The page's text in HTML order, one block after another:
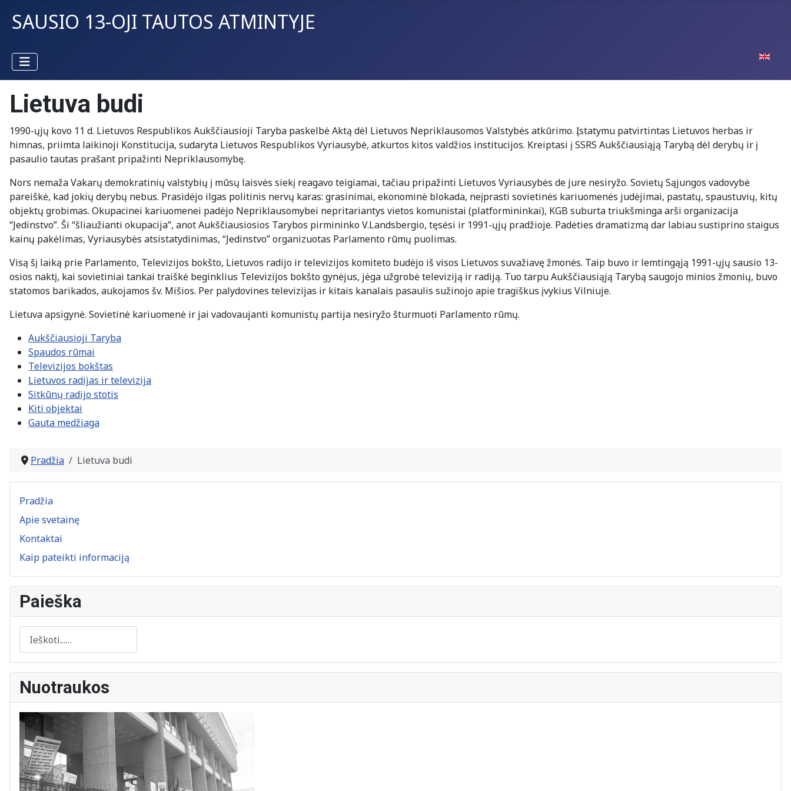
SAUSIO 13-OJI TAUTOS ATMINTYJE
Lietuva budi
1990-ųjų kovo 11 d. Lietuvos Respublikos Aukščiausioji Taryba paskelbė Aktą dėl Lietuvos Nepriklausomos Valstybės atkūrimo. Įstatymu patvirtintas Lietuvos herbas ir
himnas, priimta laikinoji Konstitucija, sudaryta Lietuvos Respublikos Vyriausybė, atkurtos kitos valdžios institucijos. Kreiptasi į SSRS Aukščiausiąją Tarybą dėl derybų ir į
pasaulio tautas prašant pripažinti Nepriklausomybę.
Nors nemaža Vakarų demokratinių valstybių į mūsų laisvės siekį reagavo teigiamai, tačiau pripažinti Lietuvos Vyriausybės de jure nesiryžo. Sovietų Sąjungos vadovybė
pareiškė, kad jokių derybų nebus. Prasidėjo ilgas politinis nervų karas: grasinimai, ekonominė blokada, neįprasti sovietinės kariuomenės judėjimai, pastatų, spaustuvių, kitų
objektų grobimas. Okupacinei kariuomenei padėjo Nepriklausomybei nepritariantys vietos komunistai (platformininkai), KGB suburta triukšminga arši organizacija
“Jedinstvo”. Ši “šliaužianti okupacija”, anot Aukščiausiosios Tarybos pirmininko V.Landsbergio, tęsėsi ir 1991-ųjų pradžioje. Padėties dramatizmą dar labiau sustiprino staigus
kainų pakėlimas, Vyriausybės atsistatydinimas, “Jedinstvo” organizuotas Parlamento rūmų puolimas.
Visą šį laiką prie Parlamento, Televizijos bokšto, Lietuvos radijo ir televizijos komiteto budėjo iš visos Lietuvos suvažiavę žmonės. Taip buvo ir lemtingąją 1991-ųjų sausio 13-
osios naktį, kai sovietiniai tankai traiškė beginklius Televizijos bokšto gynėjus, jėga užgrobė televiziją ir radiją. Tuo tarpu Aukščiausiąją Tarybą saugojo minios žmonių, buvo
statomos barikados, aukojamos šv. Mišios. Per palydovines televizijas ir kitais kanalais pasaulis sužinojo apie tragiškus įvykius Vilniuje.
Lietuva apsigynė. Sovietinė kariuomenė ir jai vadovaujanti komunistų partija nesiryžo šturmuoti Parlamento rūmų.
Aukščiausioji Taryba
Spaudos rūmai
Televizijos bokštas
Lietuvos radijas ir televizija
Sitkūnų radijo stotis
Kiti objektai
Gauta medžiaga
Pradžia Lietuva budi
Pradžia
Apie svetainę
Kontaktai
Kaip pateikti informaciją
Paieška
Paieška
Nuotraukos